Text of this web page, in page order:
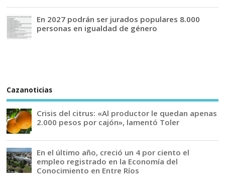
En 2027 podrán ser jurados populares 8.000
personas en igualdad de género
Cazanoticias
Crisis del citrus: «Al productor le quedan apenas
2.000 pesos por cajón», lamentó Toler
En el último año, creció un 4 por ciento el
empleo registrado en la Economía del
Conocimiento en Entre Ríos